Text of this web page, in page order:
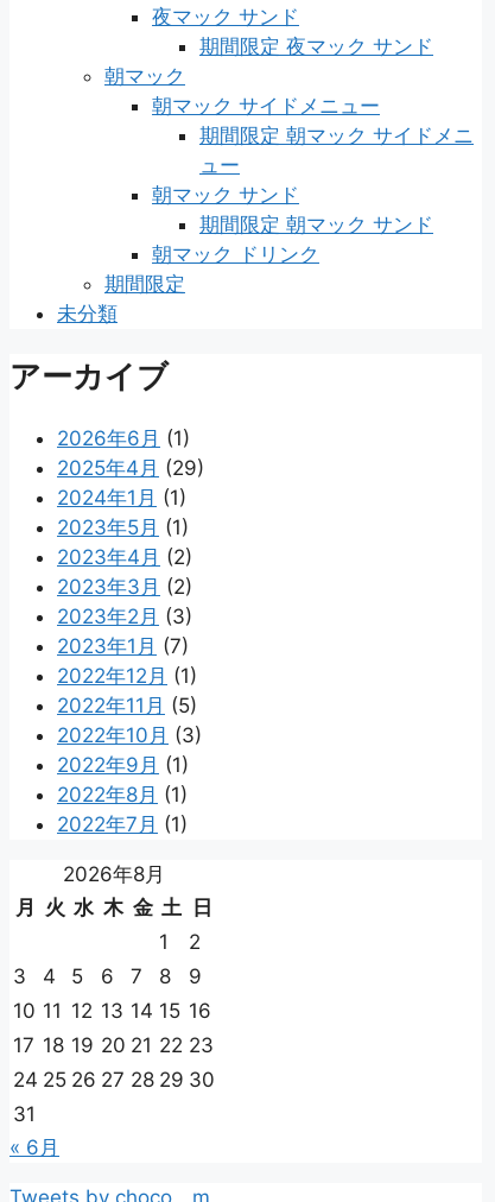
夜マック サンド
期間限定 夜マック サンド
朝マック
朝マック サイドメニュー
期間限定 朝マック サイドメニ
ュー
朝マック サンド
期間限定 朝マック サンド
朝マック ドリンク
期間限定
未分類
アーカイブ
2026年6月 (1)
2025年4月 (29)
2024年1月 (1)
2023年5月 (1)
2023年4月 (2)
2023年3月 (2)
2023年2月 (3)
2023年1月 (7)
2022年12月 (1)
2022年11月 (5)
2022年10月 (3)
2022年9月 (1)
2022年8月 (1)
2022年7月 (1)
2026年8月
月 火 水 木 金 土 日
1
2
3
4 5 6 7 8
9
10 11 12 13 14 15 16
17 18 19 20 21 22 23
24 25 26 27 28 29 30
31
« 6月
Tweets by choco__m__